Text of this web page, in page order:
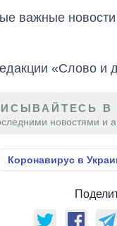
важные
«Слово и
В
новостями и
Коронавирус в